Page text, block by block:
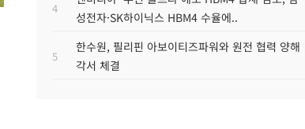
4
성전자·SK하이닉스 HBM4 수율에..
5
한수원, 필리핀 아보이티즈파워와 원전 협력 양해
각서 체결